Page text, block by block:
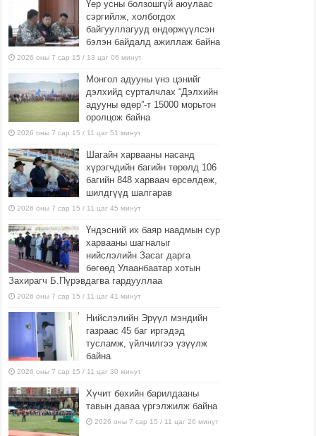
Үер усны болзошгүй аюулаас
сэргийлж, холбогдох
байгууллагууд өндөржүүлсэн
бэлэн байдалд ажиллаж байна
2026 оны 7 сар 15 / 13 цаг 06 минут
Монгол адууны үнэ цэнийг
дэлхийд сурталчлах “Дэлхийн
адууны өдөр”-т 15000 морьтон
оролцож байна
2026 оны 7 сар 15 / 11 цаг 51 минут
Шагайн харвааны насанд
хүрэгчдийн багийн төрөлд 106
багийн 848 харваач өрсөлдөж,
шилдгүүд шалгарав
2026 оны 7 сар 15 / 11 цаг 45 минут
Үндэсний их баяр наадмын сур
харвааны шагналыг
нийслэлийн Засаг дарга
бөгөөд Улаанбаатар хотын
Захирагч Б.Пүрэвдагва гардууллаа
2026 оны 7 сар 15 / 11 цаг 41 минут
Нийслэлийн Эрүүл мэндийн
газраас 45 баг иргэдэд
тусламж, үйлчилгээ үзүүлж
байна
2026 оны 7 сар 15 / 11 цаг 30 минут
Хүчит бөхийн барилдааны
тавын даваа үргэлжилж байна
2026 оны 7 сар 15 / 11 цаг 26 минут